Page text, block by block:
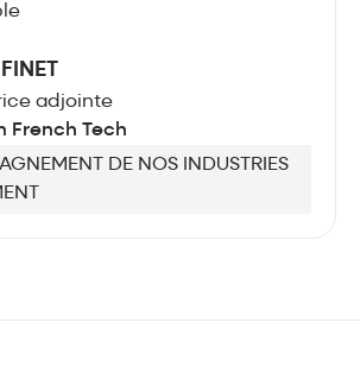
adjointe
French Tech
DE NOS INDUSTRIES